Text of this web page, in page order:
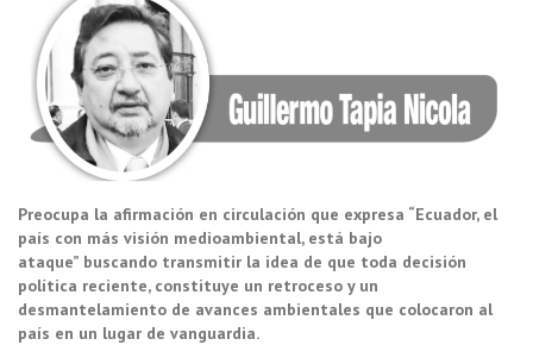
Preocupa la afirmación en circulación que expresa “Ecuador, el
país con más visión medioambiental, está bajo
ataque” buscando transmitir la idea de que toda decisión
política reciente, constituye un retroceso y un
desmantelamiento de avances ambientales que colocaron al
país en un lugar de vanguardia.